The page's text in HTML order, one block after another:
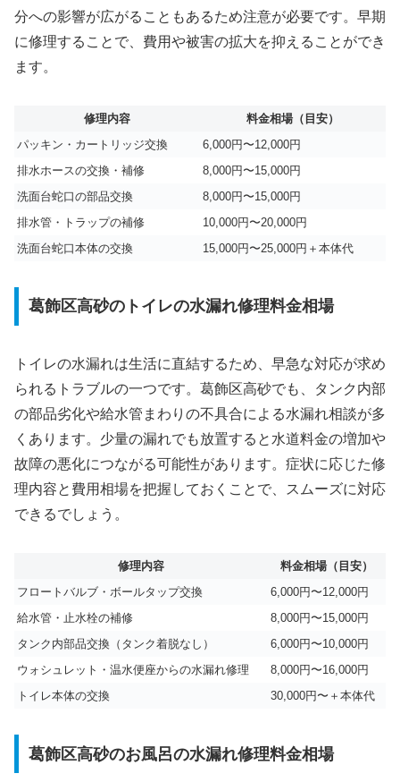
分への影響が広がることもあるため注意が必要です。早期
に修理することで、費用や被害の拡大を抑えることができ
ます。
修理内容
料金相場（目安）
パッキン・カートリッジ交換
6,000円〜12,000円
排水ホースの交換・補修
8,000円〜15,000円
洗面台蛇口の部品交換
8,000円〜15,000円
排水管・トラップの補修
10,000円〜20,000円
洗面台蛇口本体の交換
15,000円〜25,000円＋本体代
葛飾区高砂のトイレの水漏れ修理料金相場
トイレの水漏れは生活に直結するため、早急な対応が求め
られるトラブルの一つです。葛飾区高砂でも、タンク内部
の部品劣化や給水管まわりの不具合による水漏れ相談が多
くあります。少量の漏れでも放置すると水道料金の増加や
故障の悪化につながる可能性があります。症状に応じた修
理内容と費用相場を把握しておくことで、スムーズに対応
できるでしょう。
修理内容
料金相場（目安）
フロートバルブ・ボールタップ交換
6,000円〜12,000円
給水管・止水栓の補修
8,000円〜15,000円
タンク内部品交換（タンク着脱なし）
6,000円〜10,000円
ウォシュレット・温水便座からの水漏れ修理
8,000円〜16,000円
トイレ本体の交換
30,000円〜＋本体代
葛飾区高砂のお風呂の水漏れ修理料金相場